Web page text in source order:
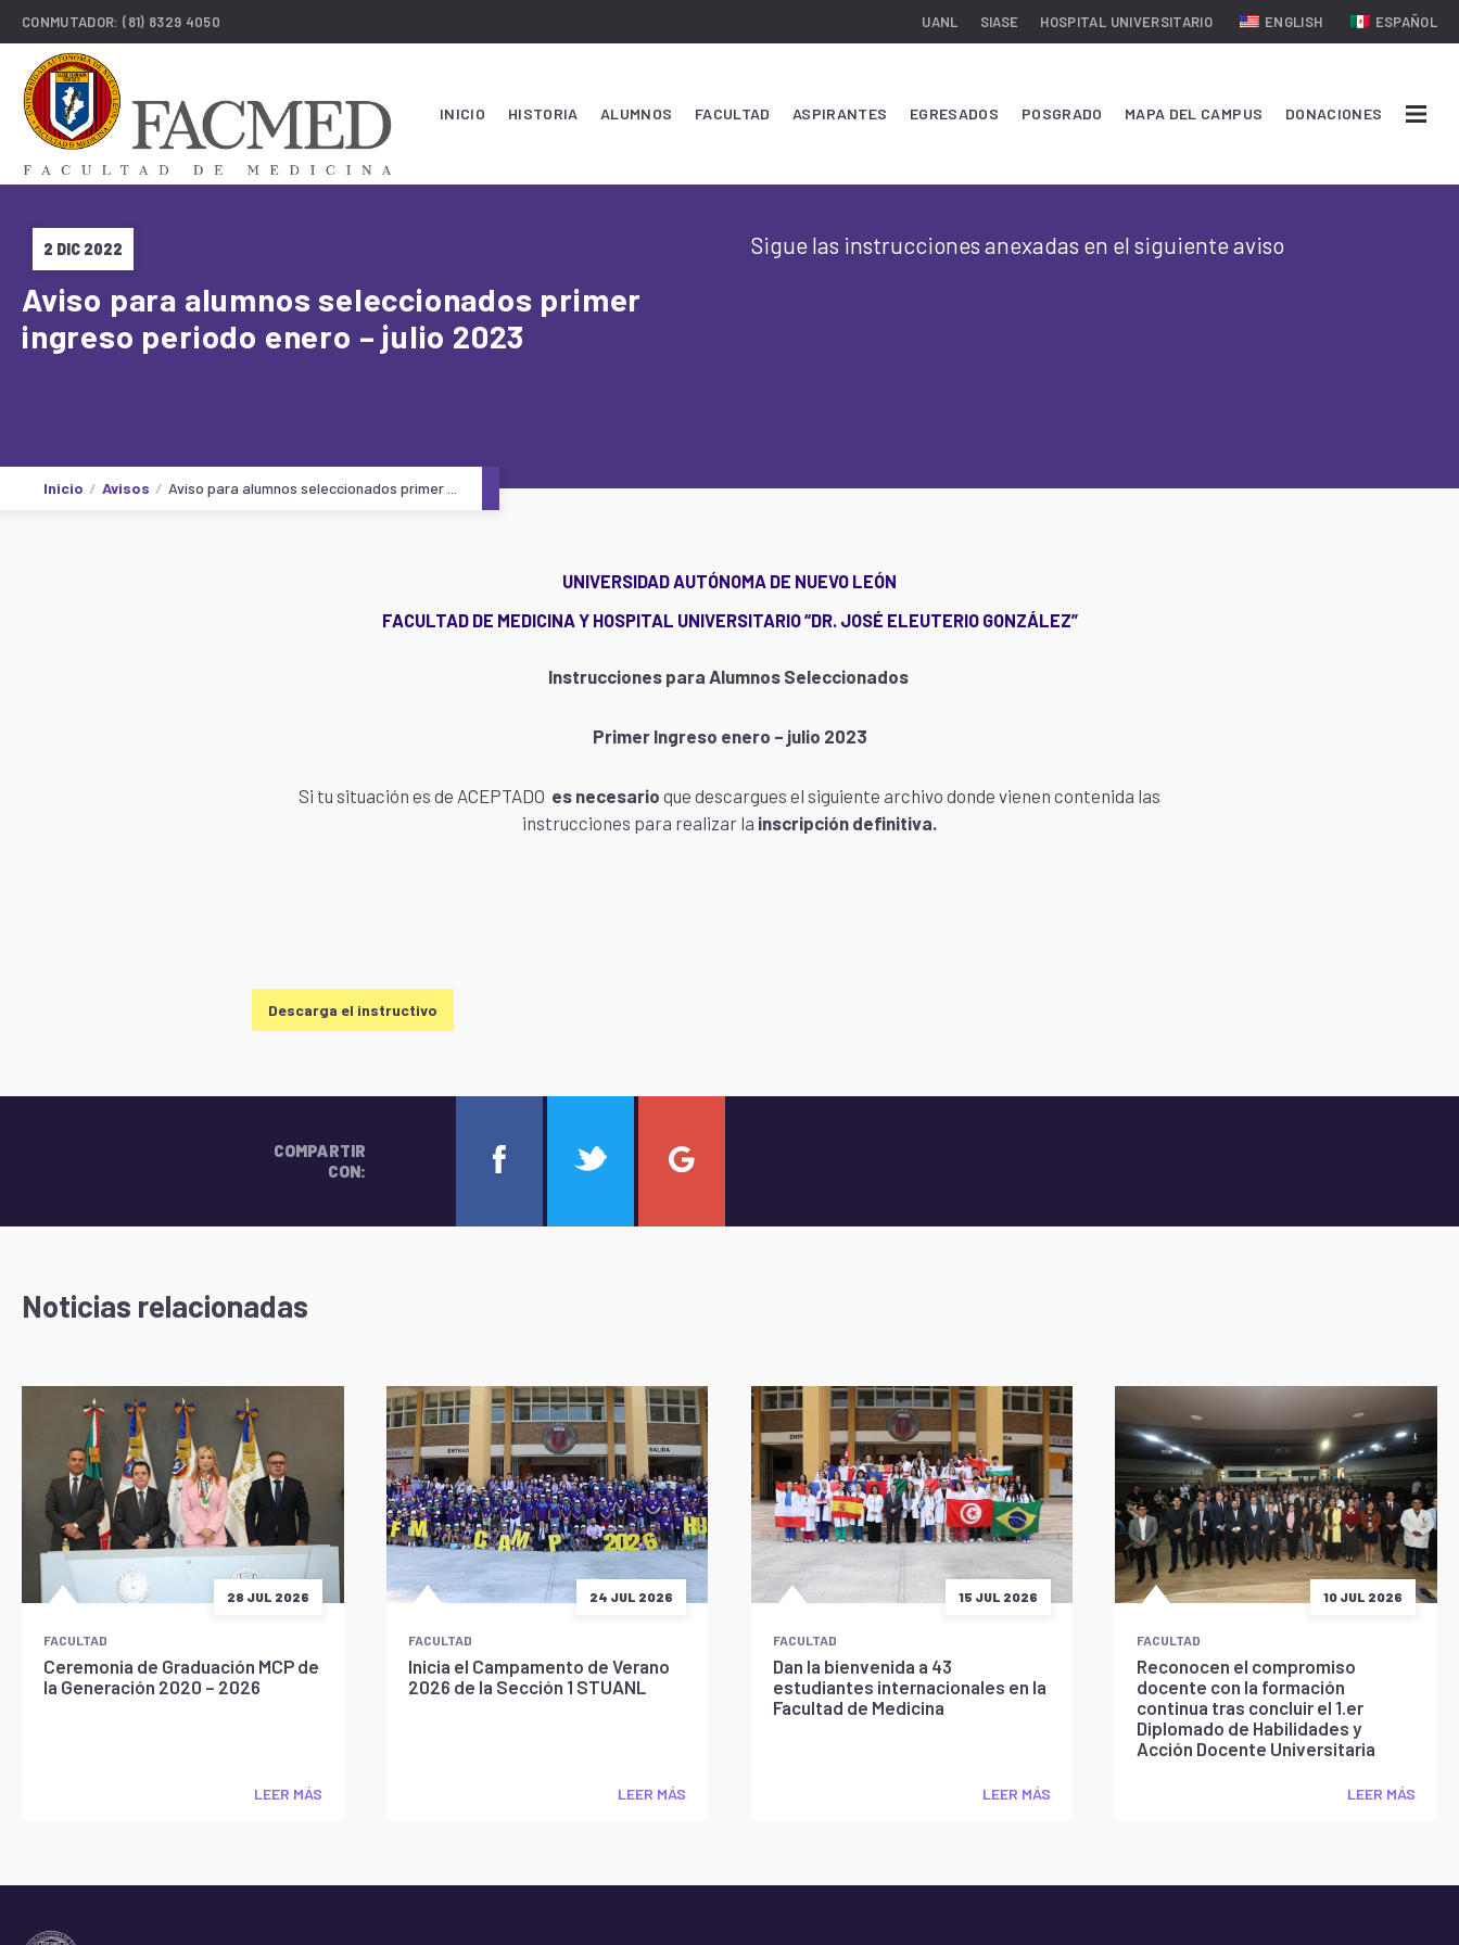
CONMUTADOR:(81) 8329 4050 UANL SIASE HOSPITAL UNIVERSITARIO ENGLISH ESPAÑOL
INICIO HISTORIA ALUMNOS FACULTAD ASPIRANTES EGRESADOS POSGRADO MAPA DEL CAMPUS DONACIONES
2 DIC 2022
Aviso para alumnos seleccionados primer
ingreso periodo enero – julio 2023
Sigue las instrucciones anexadas en el siguiente aviso
Inicio Avisos Aviso para alumnos seleccionados primer ...
UNIVERSIDAD AUTÓNOMA DE NUEVO LEÓN
FACULTAD DE MEDICINA Y HOSPITAL UNIVERSITARIO “DR. JOSÉ ELEUTERIO GONZÁLEZ”
Instrucciones para Alumnos Seleccionados
Primer Ingreso enero – julio 2023
Si tu situación es de ACEPTADO es necesario que descargues el siguiente archivo donde vienen contenida las
instrucciones para realizar la inscripción definitiva.
Descarga el instructivo
COMPARTIR
CON:
Noticias relacionadas
28 JUL 2026
FACULTAD
Ceremonia de Graduación MCP de
la Generación 2020 – 2026
LEER MÁS
24 JUL 2026
FACULTAD
Inicia el Campamento de Verano
2026 de la Sección 1 STUANL
LEER MÁS
15 JUL 2026
FACULTAD
Dan la bienvenida a 43
estudiantes internacionales en la
Facultad de Medicina
LEER MÁS
10 JUL 2026
FACULTAD
Reconocen el compromiso
docente con la formación
continua tras concluir el 1.er
Diplomado de Habilidades y
Acción Docente Universitaria
LEER MÁS